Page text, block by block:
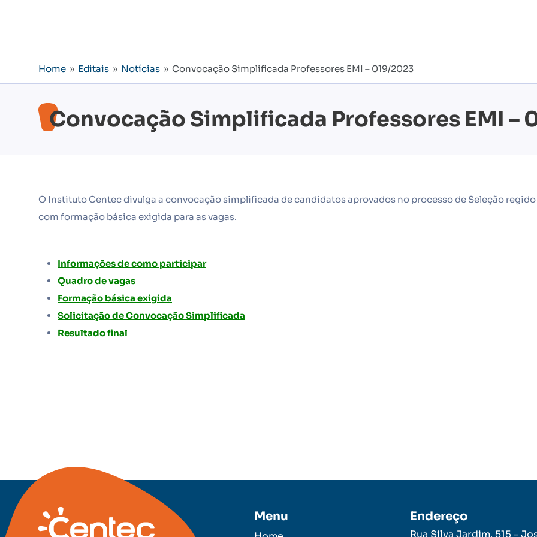
Home » Editais » Notícias » Convocação Simplificada Professores EMI – 019/2023
Convocação Simplificada Professores EMI –
O Instituto Centec divulga a convocação simplificada de candidatos aprovados no processo de Seleção
com formação básica exigida para as vagas.
Informações de como participar
Quadro de vagas
Formação básica exigida
Solicitação de Convocação Simplificada
Resultado final
Menu Endereço
Rua Silva Jardim, 515 –